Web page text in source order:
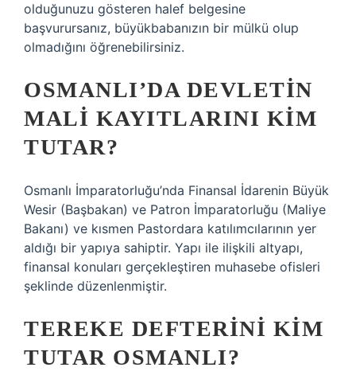
olduğunuzu gösteren halef belgesine
başvurursanız, büyükbabanızın bir mülkü olup
olmadığını öğrenebilirsiniz.
OSMANLI’DA DEVLETIN
MALI KAYITLARINI KIM
TUTAR?
Osmanlı İmparatorluğu’nda Finansal İdarenin Büyük
Wesir (Başbakan) ve Patron İmparatorluğu (Maliye
Bakanı) ve kısmen Pastordara katılımcılarının yer
aldığı bir yapıya sahiptir. Yapı ile ilişkili altyapı,
finansal konuları gerçekleştiren muhasebe ofisleri
şeklinde düzenlenmiştir.
TEREKE DEFTERINI KIM
TUTAR OSMANLI?